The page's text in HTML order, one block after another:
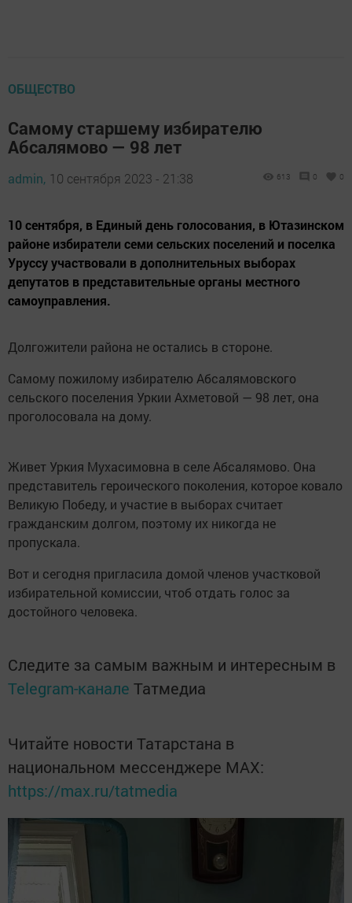
ОБЩЕСТВО
Самому старшему избирателю
Абсалямово — 98 лет
admin, 10 сентября 2023 - 21:38 613 0 0
10 сентября, в Единый день голосования, в Ютазинском
районе избиратели семи сельских поселений и поселка
Уруссу участвовали в дополнительных выборах
депутатов в представительные органы местного
самоуправления.
Долгожители района не остались в стороне.
Самому пожилому избирателю Абсалямовского
сельского поселения Уркии Ахметовой — 98 лет, она
проголосовала на дому.
Живет Уркия Мухасимовна в селе Абсалямово. Она
представитель героического поколения, которое ковало
Великую Победу, и участие в выборах считает
гражданским долгом, поэтому их никогда не
пропускала.
Вот и сегодня пригласила домой членов участковой
избирательной комиссии, чтоб отдать голос за
достойного человека.
Следите за самым важным и интересным в
Telegram-канале Татмедиа
Читайте новости Татарстана в
национальном мессенджере MАХ:
https://max.ru/tatmedia